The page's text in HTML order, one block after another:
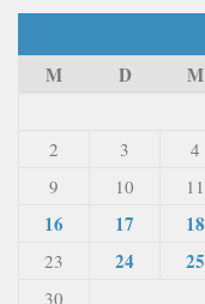
M D M
2
3 4
9
10 11
16 17 18
23
24 25
30